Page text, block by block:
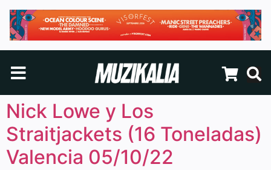
Nick Lowe y Los
Straitjackets (16 Toneladas)
Valencia 05/10/22